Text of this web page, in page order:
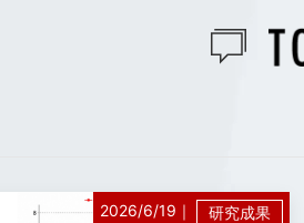
2026/6/19｜ 研究成果